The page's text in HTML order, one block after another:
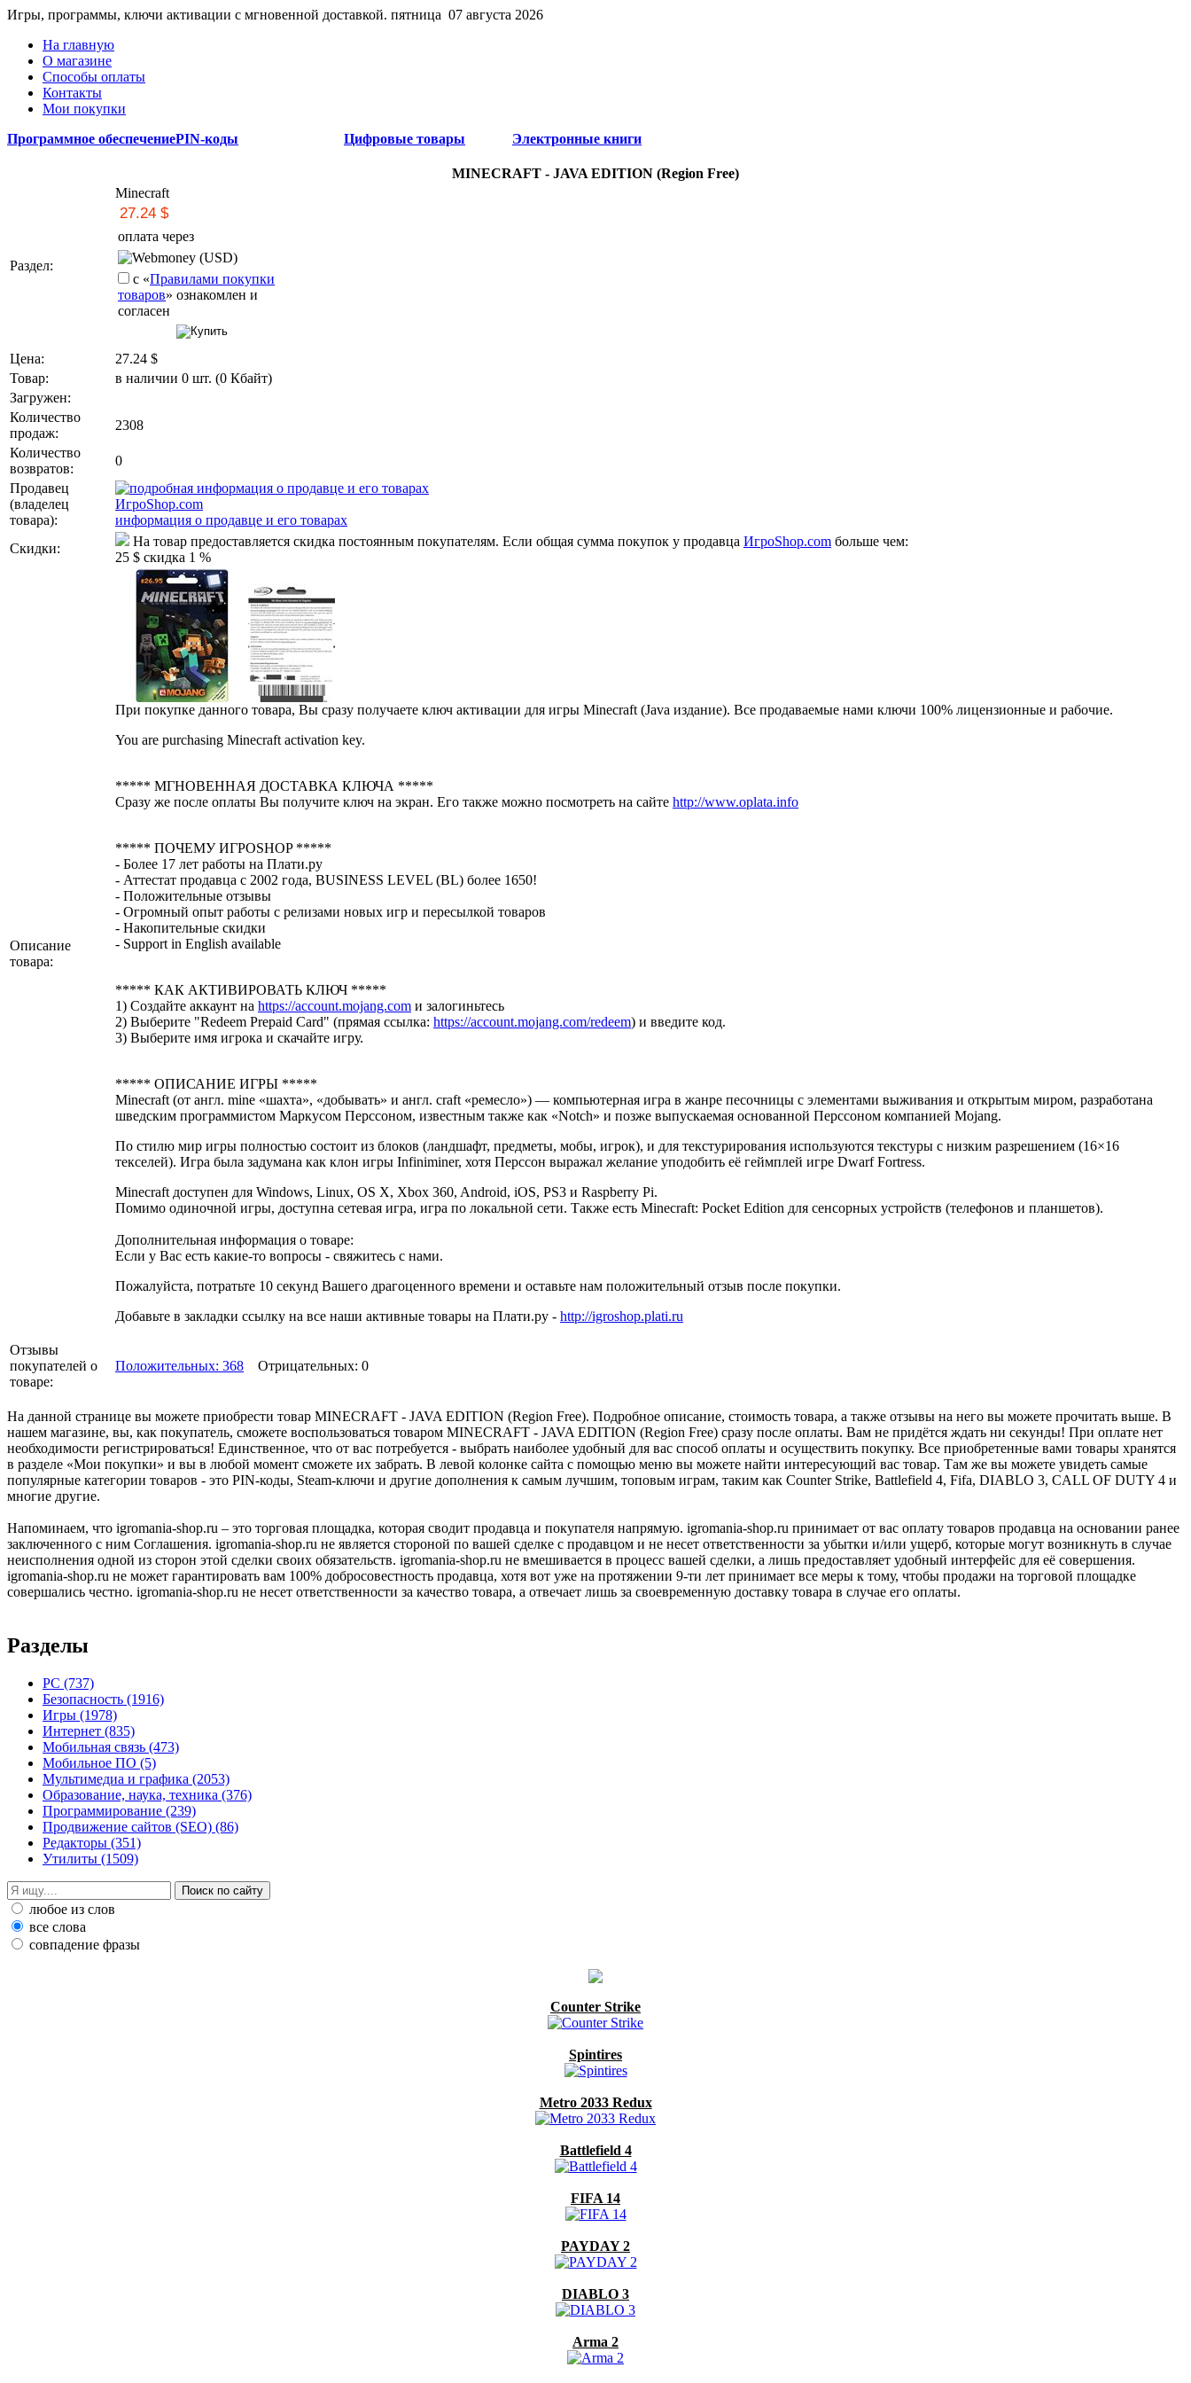
Игры, программы, ключи активации с мгновенной доставкой. пятница 07 августа 2026
На главную
О магазине
Способы оплаты
Контакты
Мои покупки
Программное обеспечениеPIN-коды Цифровые товары Электронные книги
MINECRAFT - JAVA EDITION (Region Free)
Раздел:
Minecraft
оплата через
Webmoney (USD)
с «Правилами покупки
товаров» ознакомлен и
согласен
Цена: 27.24 $
Товар:
в наличии 0 шт. (0 Кбайт)
Загружен:
Количество
продаж:
2308
Количество
возвратов:
0
Продавец
(владелец
товара):
ИгроShop.com
информация о продавце и его товарах
Скидки:
На товар предоставляется скидка постоянным покупателям. Если общая сумма покупок у продавца ИгроShop.com больше чем:
25 $ скидка 1 %
Описание
товара:
При покупке данного товара, Вы сразу получаете ключ активации для игры Minecraft (Java издание). Все продаваемые нами ключи 100% лицензионные и рабочие.
You are purchasing Minecraft activation key.
***** МГНОВЕННАЯ ДОСТАВКА КЛЮЧА *****
Сразу же после оплаты Вы получите ключ на экран. Его также можно посмотреть на сайте http://www.oplata.info
***** ПОЧЕМУ ИГРОSHOP *****
- Более 17 лет работы на Плати.ру
- Аттестат продавца с 2002 года, BUSINESS LEVEL (BL) более 1650!
- Положительные отзывы
- Огромный опыт работы с релизами новых игр и пересылкой товаров
- Накопительные скидки
- Support in English available
***** КАК АКТИВИРОВАТЬ КЛЮЧ *****
1) Создайте аккаунт на https://account.mojang.com и залогиньтесь
2) Выберите "Redeem Prepaid Card" (прямая ссылка: https://account.mojang.com/redeem) и введите код.
3) Выберите имя игрока и скачайте игру.
***** ОПИСАНИЕ ИГРЫ *****
Minecraft (от англ. mine «шахта», «добывать» и англ. craft «ремесло») — компьютерная игра в жанре песочницы с элементами выживания и открытым миром, разработана
шведским программистом Маркусом Перссоном, известным также как «Notch» и позже выпускаемая основанной Перссоном компанией Mojang.
По стилю мир игры полностью состоит из блоков (ландшафт, предметы, мобы, игрок), и для текстурирования используются текстуры с низким разрешением (16×16
текселей). Игра была задумана как клон игры Infiniminer, хотя Перссон выражал желание уподобить её геймплей игре Dwarf Fortress.
Minecraft доступен для Windows, Linux, OS X, Xbox 360, Android, iOS, PS3 и Raspberry Pi.
Помимо одиночной игры, доступна сетевая игра, игра по локальной сети. Также есть Minecraft: Pocket Edition для сенсорных устройств (телефонов и планшетов).
Дополнительная информация о товаре:
Если у Вас есть какие-то вопросы - свяжитесь с нами.
Пожалуйста, потратьте 10 секунд Вашего драгоценного времени и оставьте нам положительный отзыв после покупки.
Добавьте в закладки ссылку на все наши активные товары на Плати.ру - http://igroshop.plati.ru
Отзывы
покупателей о
товаре:
Положительных: 368 Отрицательных: 0
На данной странице вы можете приобрести товар MINECRAFT - JAVA EDITION (Region Free). Подробное описание, стоимость товара, а также отзывы на него вы можете прочитать выше. В
нашем магазине, вы, как покупатель, сможете воспользоваться товаром MINECRAFT - JAVA EDITION (Region Free) сразу после оплаты. Вам не придётся ждать ни секунды! При оплате нет
необходимости регистрироваться! Единственное, что от вас потребуется - выбрать наиболее удобный для вас способ оплаты и осуществить покупку. Все приобретенные вами товары хранятся
в разделе «Мои покупки» и вы в любой момент сможете их забрать. В левой колонке сайта с помощью меню вы можете найти интересующий вас товар. Там же вы можете увидеть самые
популярные категории товаров - это PIN-коды, Steam-ключи и другие дополнения к самым лучшим, топовым играм, таким как Counter Strike, Battlefield 4, Fifa, DIABLO 3, CALL OF DUTY 4 и
многие другие.
Напоминаем, что igromania-shop.ru – это торговая площадка, которая сводит продавца и покупателя напрямую. igromania-shop.ru принимает от вас оплату товаров продавца на основании ранее
заключенного с ним Соглашения. igromania-shop.ru не является стороной по вашей сделке с продавцом и не несет ответственности за убытки и/или ущерб, которые могут возникнуть в случае
неисполнения одной из сторон этой сделки своих обязательств. igromania-shop.ru не вмешивается в процесс вашей сделки, а лишь предоставляет удобный интерфейс для её совершения.
igromania-shop.ru не может гарантировать вам 100% добросовестность продавца, хотя вот уже на протяжении 9-ти лет принимает все меры к тому, чтобы продажи на торговой площадке
совершались честно. igromania-shop.ru не несет ответственности за качество товара, а отвечает лишь за своевременную доставку товара в случае его оплаты.
Разделы
PC (737)
Безопасность (1916)
Игры (1978)
Интернет (835)
Мобильная связь (473)
Мобильное ПО (5)
Мультимедиа и графика (2053)
Образование, наука, техника (376)
Программирование (239)
Продвижение сайтов (SEO) (86)
Редакторы (351)
Утилиты (1509)
любое из слов
все слова
совпадение фразы
Counter Strike
Spintires
Metro 2033 Redux
Battlefield 4
FIFA 14
PAYDAY 2
DIABLO 3
Arma 2